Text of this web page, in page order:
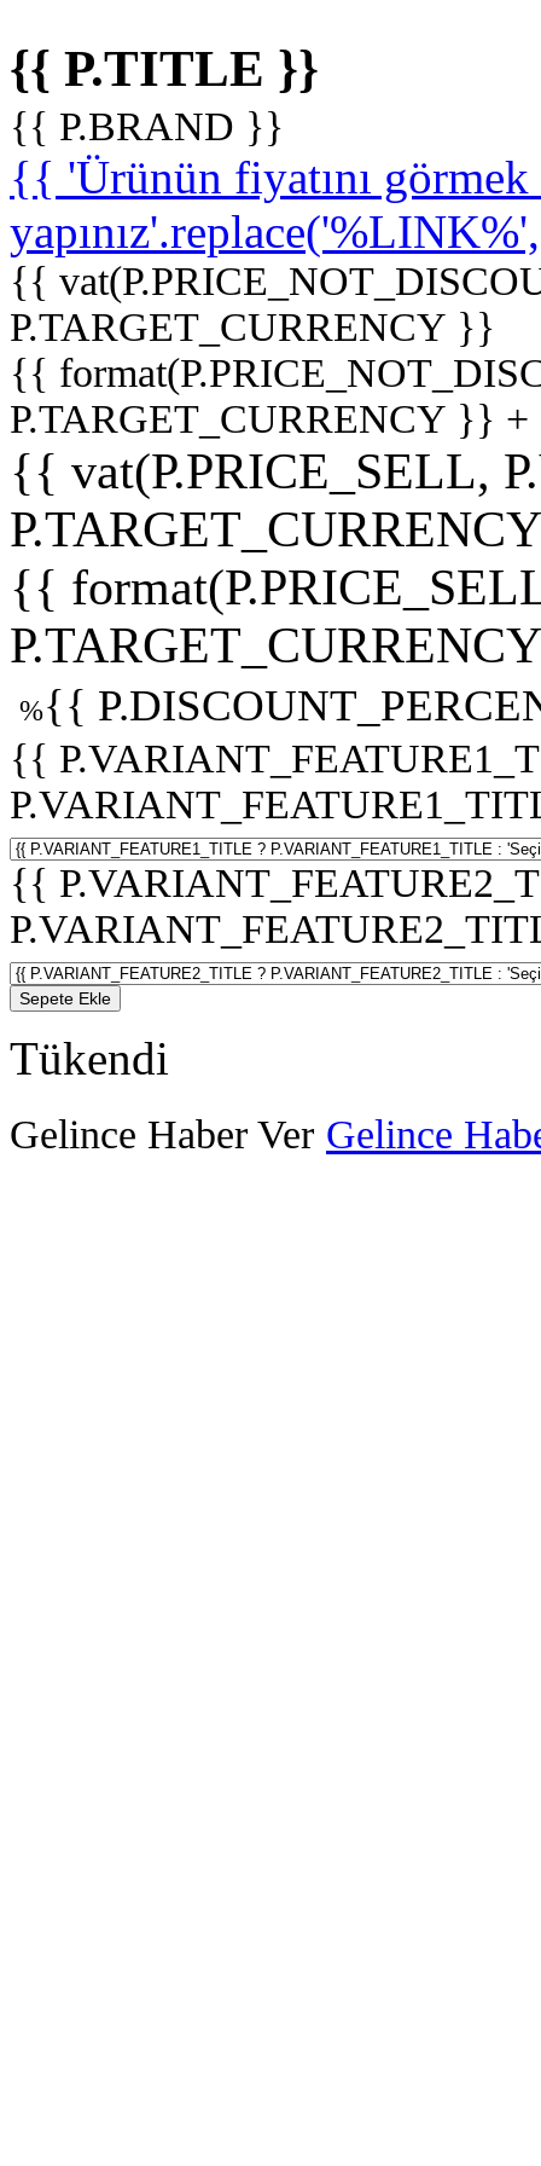
{{ P.TITLE }}
{{ P.BRAND }}
{{ 'Ürünün fiyatını
{{
P.TARGET_CURRENCY }}
{{
P.TARGET_CURRENCY }}
{{ vat(P.PRICE_SELL,
{{
%{{
{{
{{
Sepete Ekle
Tükendi
Gelince Haber Ver Gelince